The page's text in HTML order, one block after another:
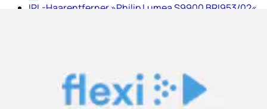
IPL-Haarentferner »Philip Lumea S9900 BRI953/02«